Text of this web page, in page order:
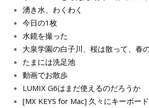
湧き水、わくわく
今日の1枚
水鏡を撮った
大泉学園の白子川、桜は散って、春の
たまには洗足池
動画でお散歩
LUMIX G6はまだ使えるのだろうか
[MX KEYS for Mac] 久々にキーボー